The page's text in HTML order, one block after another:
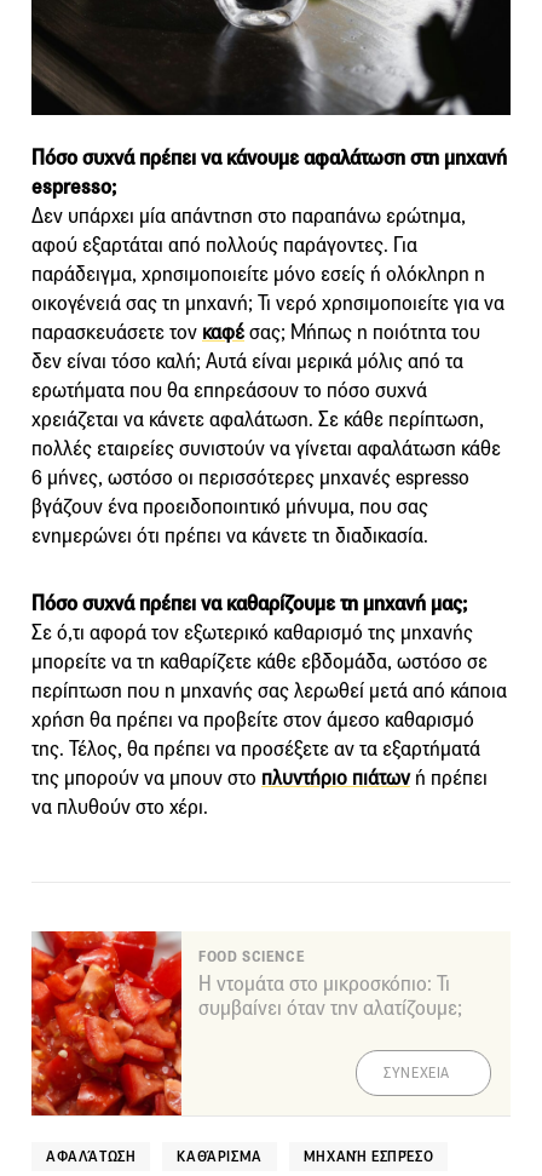
Πόσο συχνά πρέπει να κάνουμε αφαλάτωση στη μηχανή
espresso;
Δεν υπάρχει μία απάντηση στο παραπάνω ερώτημα,
αφού εξαρτάται από πολλούς παράγοντες. Για
παράδειγμα, χρησιμοποιείτε μόνο εσείς ή ολόκληρη η
οικογένειά σας τη μηχανή; Τι νερό χρησιμοποιείτε για να
παρασκευάσετε τον καφέσας; Μήπως η ποιότητα του
δεν είναι τόσο καλή; Αυτά είναι μερικά μόλις από τα
ερωτήματα που θα επηρεάσουν το πόσο συχνά
χρειάζεται να κάνετε αφαλάτωση. Σε κάθε περίπτωση,
πολλές εταιρείες συνιστούν να γίνεται αφαλάτωση κάθε
6 μήνες, ωστόσο οι περισσότερες μηχανές espresso
βγάζουν ένα προειδοποιητικό μήνυμα, που σας
ενημερώνει ότι πρέπει να κάνετε τη διαδικασία.
Πόσο συχνά πρέπει να καθαρίζουμε τη μηχανή μας;
Σε ό,τι αφορά τον εξωτερικό καθαρισμό της μηχανής
μπορείτε να τη καθαρίζετε κάθε εβδομάδα, ωστόσο σε
περίπτωση που η μηχανής σας λερωθεί μετά από κάποια
χρήση θα πρέπει να προβείτε στον άμεσο καθαρισμό
της. Τέλος, θα πρέπει να προσέξετε αν τα εξαρτήματά
της μπορούν να μπουν στο πλυντήριο πιάτωνή πρέπει
να πλυθούν στο χέρι.
FOOD SCIENCE
Η ντομάτα στο μικροσκόπιο: Τι
συμβαίνει όταν την αλατίζουμε;
ΣΥΝΕΧΕΙΑ
ΑΦΑΛΆΤΩΣΗ ΚΑΘΆΡΙΣΜΑ ΜΗΧΑΝΉ ΕΣΠΡΈΣΟ